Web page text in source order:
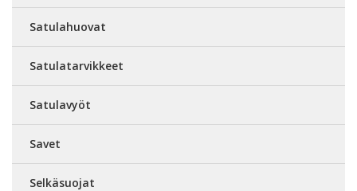
Satulahuovat
Satulatarvikkeet
Satulavyöt
Savet
Selkäsuojat